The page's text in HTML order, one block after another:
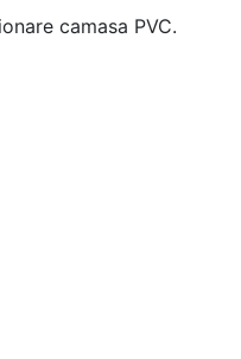
camasa PVC.